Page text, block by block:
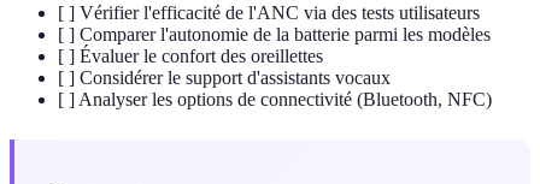
[ ] Vérifier l'efficacité de l'ANC via des tests utilisateurs
[ ] Comparer l'autonomie de la batterie parmi les modèles
[ ] Évaluer le confort des oreillettes
[ ] Considérer le support d'assistants vocaux
[ ] Analyser les options de connectivité (Bluetooth, NFC)